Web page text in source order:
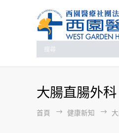
大腸直腸外科
首頁 健康新知